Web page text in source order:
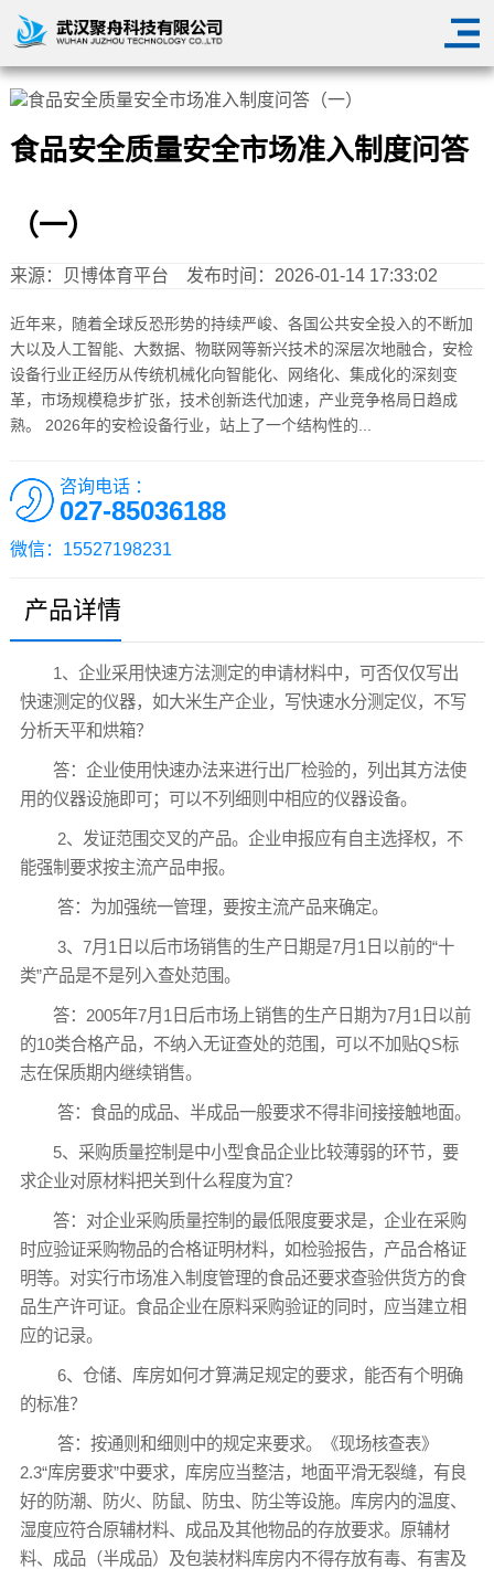
食品安全质量安全市场准入制度问答
（一）
来源： 贝博体育平台 发布时间：2026-01-14 17:33:02
近年来，随着全球反恐形势的持续严峻、各国公共安全投入的不断加
大以及人工智能、大数据、物联网等新兴技术的深层次地融合，安检
设备行业正经历从传统机械化向智能化、网络化、集成化的深刻变
革，市场规模稳步扩张，技术创新迭代加速，产业竞争格局日趋成
熟。 2026年的安检设备行业，站上了一个结构性的...
咨询电话 ：
027-85036188
微信：15527198231
产品详情
1、企业采用快速方法测定的申请材料中，可否仅仅写出
快速测定的仪器，如大米生产企业，写快速水分测定仪，不写
分析天平和烘箱？
答：企业使用快速办法来进行出厂检验的，列出其方法使
用的仪器设施即可；可以不列细则中相应的仪器设备。
2、发证范围交叉的产品。企业申报应有自主选择权，不
能强制要求按主流产品申报。
答：为加强统一管理，要按主流产品来确定。
3、7月1日以后市场销售的生产日期是7月1日以前的“十
类”产品是不是列入查处范围。
答：2005年7月1日后市场上销售的生产日期为7月1日以前
的10类合格产品，不纳入无证查处的范围，可以不加贴QS标
志在保质期内继续销售。
答：食品的成品、半成品一般要求不得非间接接触地面。
5、采购质量控制是中小型食品企业比较薄弱的环节，要
求企业对原材料把关到什么程度为宜？
答：对企业采购质量控制的最低限度要求是，企业在采购
时应验证采购物品的合格证明材料，如检验报告，产品合格证
明等。对实行市场准入制度管理的食品还要求查验供货方的食
品生产许可证。食品企业在原料采购验证的同时，应当建立相
应的记录。
6、仓储、库房如何才算满足规定的要求，能否有个明确
的标准？
答：按通则和细则中的规定来要求。《现场核查表》
2.3“库房要求”中要求，库房应当整洁，地面平滑无裂缝，有良
好的防潮、防火、防鼠、防虫、防尘等设施。库房内的温度、
湿度应符合原辅材料、成品及其他物品的存放要求。原辅材
料、成品（半成品）及包装材料库房内不得存放有毒、有害及